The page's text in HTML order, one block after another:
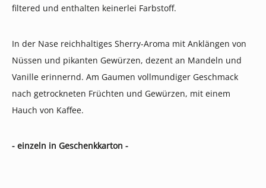
filtered und enthalten keinerlei Farbstoff.
In der Nase reichhaltiges Sherry-Aroma mit Anklängen von
Nüssen und pikanten Gewürzen, dezent an Mandeln und
Vanille erinnernd. Am Gaumen vollmundiger Geschmack
nach getrockneten Früchten und Gewürzen, mit einem
Hauch von Kaffee.
- einzeln in Geschenkkarton -